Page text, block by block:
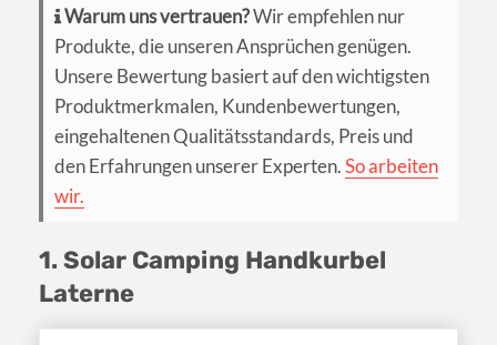
Warum uns vertrauen?Wir empfehlen nur
Produkte, die unseren Ansprüchen genügen.
Unsere Bewertung basiert auf den wichtigsten
Produktmerkmalen, Kundenbewertungen,
eingehaltenen Qualitätsstandards, Preis und
den Erfahrungen unserer Experten.So arbeiten
wir.
1. Solar Camping Handkurbel
Laterne